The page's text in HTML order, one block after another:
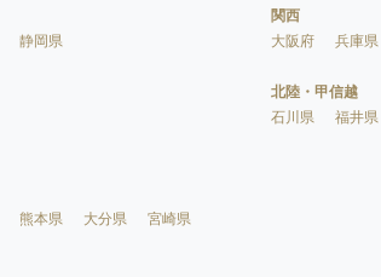
静岡県
関西
大阪府
兵庫県
北陸・甲信越
石川県
福井県
熊本県 大分県
宮崎県